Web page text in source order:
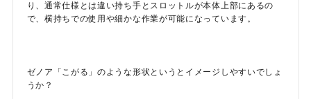
り、通常仕様とは違い持ち手とスロットルが本体上部にあるの
で、横持ちでの使用や細かな作業が可能になっています。
ゼノア「こがる」のような形状というとイメージしやすいでしょ
うか？